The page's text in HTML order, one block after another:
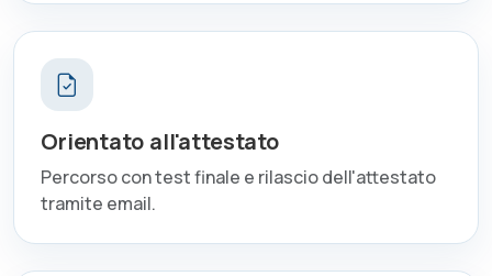
Orientato all'attestato
Percorso con test finale e rilascio dell'attestato
tramite email.